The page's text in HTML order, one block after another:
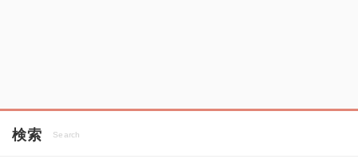
検索 Search